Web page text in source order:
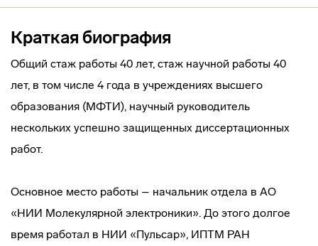
Краткая биография
Общий стаж работы 40 лет, стаж научной работы 40
лет, в том числе 4 года в учреждениях высшего
образования (МФТИ), научный руководитель
нескольких успешно защищенных диссертационных
работ.
Основное место работы – начальник отдела в АО
«НИИ Молекулярной электроники». До этого долгое
время работал в НИИ «Пульсар», ИПТМ РАН